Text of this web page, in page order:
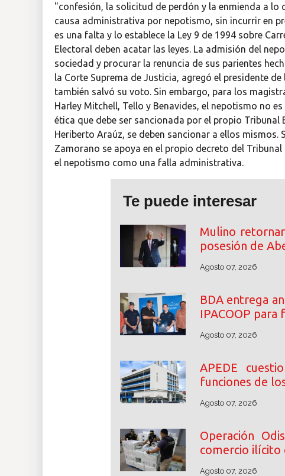
"confesión, la solicitud de perdón y la enmienda a
causa administrativa por nepotismo, sin incurrir en
es una falta y lo establece la Ley 9 de 1994 sobre
Electoral deben acatar las leyes. La admisión del
sociedad y procurar la renuncia de sus parientes
la Corte Suprema de Justicia, agregó el presidente
también salvó su voto. Sin embargo, para los
Harley Mitchell, Tello y Benavides, el nepotismo no
ética que debe ser sancionada por el propio Tribunal
Heriberto Araúz, se deben sancionar a ellos
Zamorano se apoya en el propio decreto del
el nepotismo como una falla administrativa.
Te puede interesar
Mulino
posesión de
Agosto 07, 2026
BDA entrega
IPACOOP
Agosto 07, 2026
APEDE
funciones de
Agosto 07, 2026
Operación
comercio ilícito
Agosto 07, 2026